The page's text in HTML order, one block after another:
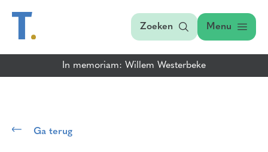
Zoeken Menu
In memoriam: Willem Westerbeke
Ga terug